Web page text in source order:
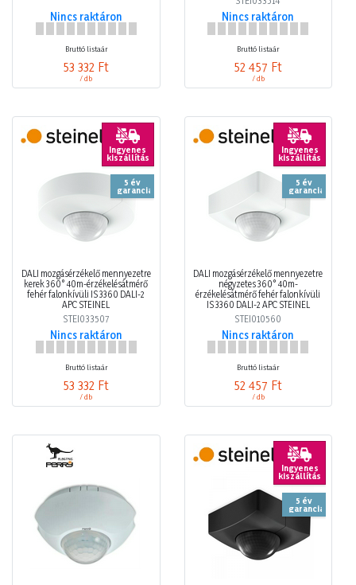
Nincs raktáron
Bruttó listaár
53 332 Ft
/ db
Nincs raktáron
Bruttó listaár
52 457 Ft
/ db
Ingyenes
kiszállítás
5 év
garancia
DALI mozgásérzékelő mennyezetre
kerek 360° 40m-érzékelésátmérő
fehér falonkívüli IS 3360 DALI-2
APC STEINEL
STEI033507
Nincs raktáron
Bruttó listaár
53 332 Ft
/ db
Ingyenes
kiszállítás
5 év
garancia
DALI mozgásérzékelő mennyezetre
négyzetes 360° 40m-
érzékelésátmérő fehér falonkívüli
IS 3360 DALI-2 APC STEINEL
STEI010560
Nincs raktáron
Bruttó listaár
52 457 Ft
/ db
Ingyenes
kiszállítás
5 év
garancia